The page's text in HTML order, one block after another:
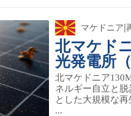
マケドニア|
北マケド
光発電所（
北マケドニア
ネルギー自立と
とした大規模な
...